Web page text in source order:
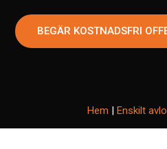
BEGÄR KOSTNADSFRI
Hem | Enskilt